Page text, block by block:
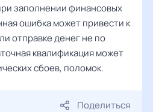
заполнении финансовых
ошибка может привести к
отправке денег не по
квалификация может
сбоев, поломок.
Поделиться